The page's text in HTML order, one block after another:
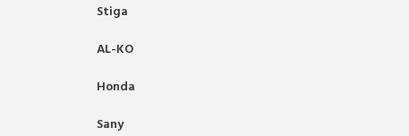
Stiga
AL-KO
Honda
Sany